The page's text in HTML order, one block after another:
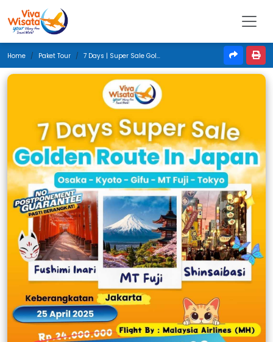
Home Paket Tour 7 Days | Super Sale Golden Route In Japan | April 2025 | Jakarta